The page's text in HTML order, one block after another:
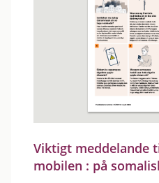
Viktigt meddelande
mobilen : på